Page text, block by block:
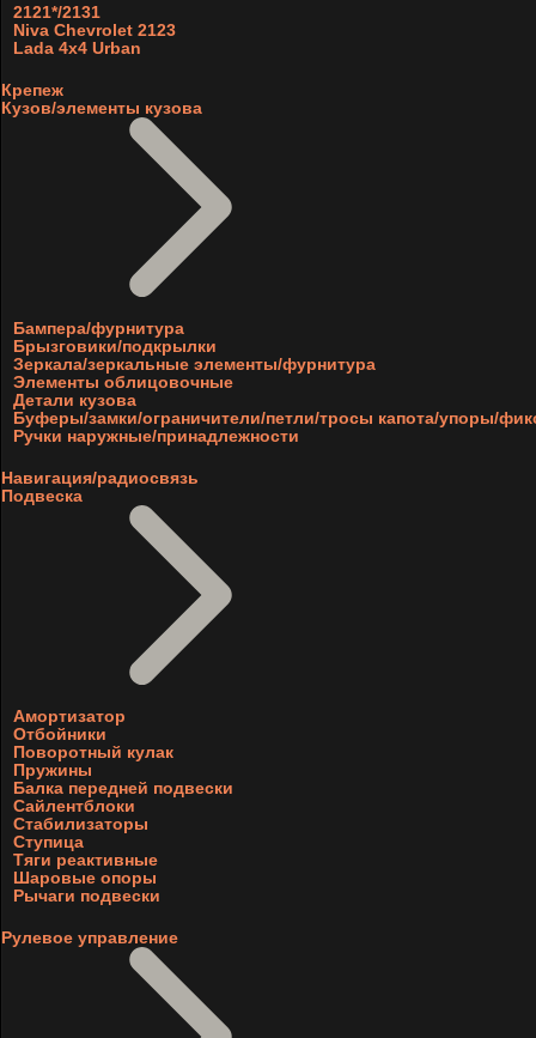
2121*/2131
Niva Chevrolet 2123
Lada 4x4 Urban
Крепеж
Кузов/элементы кузова
Бампера/фурнитура
Брызговики/подкрылки
Зеркала/зеркальные элементы/фурнитура
Элементы облицовочные
Детали кузова
Буферы/замки/ограничители/петли/тросы капота/упоры/
Ручки наружные/принадлежности
Навигация/радиосвязь
Подвеска
Амортизатор
Отбойники
Поворотный кулак
Пружины
Балка передней подвески
Сайлентблоки
Стабилизаторы
Ступица
Тяги реактивные
Шаровые опоры
Рычаги подвески
Рулевое управление